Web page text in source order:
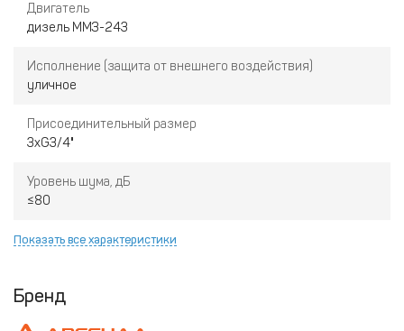
Двигатель
дизель ММЗ-243
Исполнение (защита от внешнего воздействия)
уличное
Присоединительный размер
3хG3/4"
Уровень шума, дБ
≤80
Показать все характеристики
Бренд